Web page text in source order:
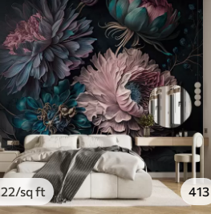
.22/sq ft 413